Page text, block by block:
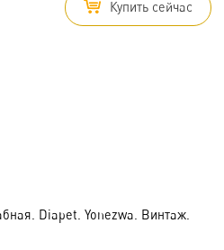
Купить сейчас
Diapet. Yonezwa. Винтаж.